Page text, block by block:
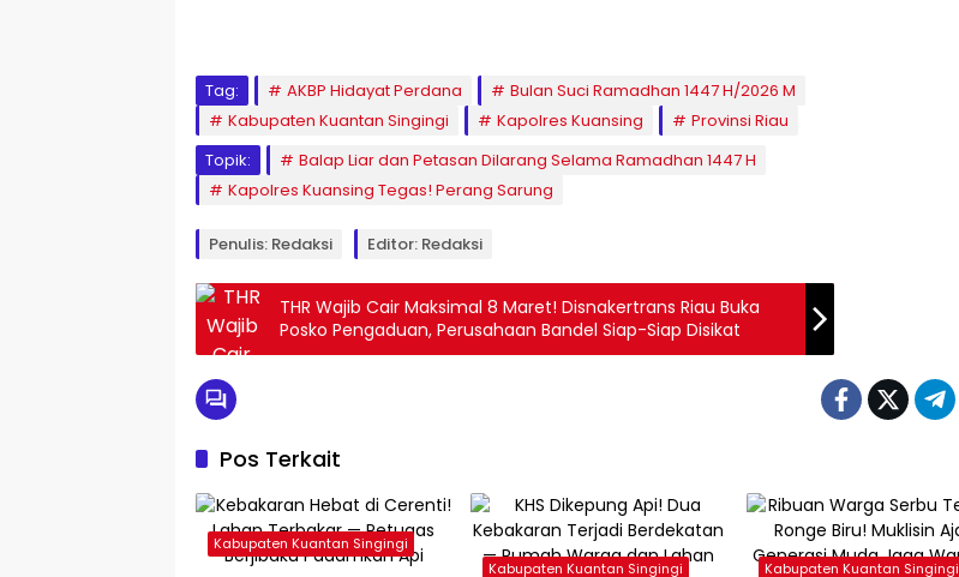
Tag: AKBP Hidayat Perdana
Bulan Suci Ramadhan 1447 H/2026 M
Kabupaten Kuantan Singingi
Kapolres Kuansing
Provinsi Riau
Topik:
Balap Liar dan Petasan Dilarang Selama Ramadhan 1447 H
Kapolres Kuansing Tegas! Perang Sarung
Penulis: Redaksi Editor: Redaksi
THR Wajib Cair Maksimal 8 Maret! Disnakertrans Riau Buka
Posko Pengaduan, Perusahaan Bandel Siap-Siap Disikat
Pos Terkait
Kabupaten Kuantan Singingi
Kabupaten Kuantan Singingi
Kabupaten Kuantan Singingi